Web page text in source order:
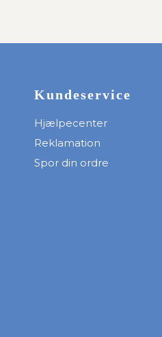
Kundeservice
Hjælpecenter
Reklamation
Spor din ordre